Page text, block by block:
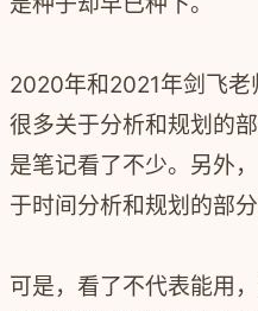
2020年和2021年剑飞老
很多关于分析和规划的
是笔记看了不少。另外
于时间分析和规划的部
可是，看了不代表能用